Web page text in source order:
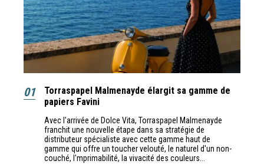
01
Torraspapel Malmenayde élargit sa gamme de
papiers Favini
Avec l'arrivée de Dolce Vita, Torraspapel Malmenayde
franchit une nouvelle étape dans sa stratégie de
distributeur spécialiste avec cette gamme haut de
gamme qui offre un toucher velouté, le naturel d'un non-
couché, l'mprimabilité, la vivacité des couleurs...